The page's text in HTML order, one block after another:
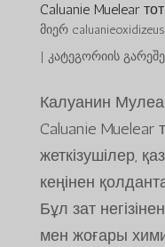
Caluanie Muelear
მიერ
| კატეგორიის გარეშე
Калуанин
Caluanie
жеткізушілер,
кеңінен
Бұл зат
мен жоғары